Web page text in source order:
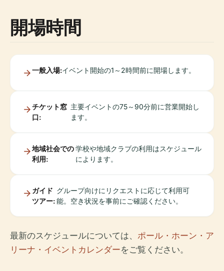
開場時間
一般入場:イベント開始の1～2時間前に開場します。
チケット窓
口:
主要イベントの75～90分前に営業開始し
ます。
地域社会での
利用:
学校や地域クラブの利用はスケジュール
によります。
ガイド
ツアー:
グループ向けにリクエストに応じて利用可
能。空き状況を事前にご確認ください。
最新のスケジュールについては、 ポール・ホーン・ア
リーナ・イベントカレンダーをご覧ください。